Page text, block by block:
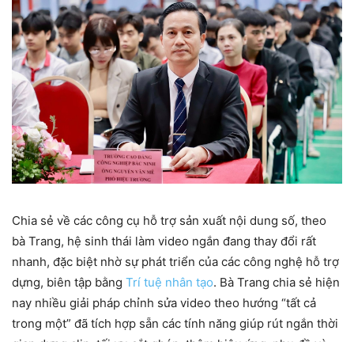
Chia sẻ về các công cụ hỗ trợ sản xuất nội dung số, theo
bà Trang, hệ sinh thái làm video ngắn đang thay đổi rất
nhanh, đặc biệt nhờ sự phát triển của các công nghệ hỗ trợ
dựng, biên tập bằng Trí tuệ nhân tạo. Bà Trang chia sẻ hiện
nay nhiều giải pháp chỉnh sửa video theo hướng “tất cả
trong một” đã tích hợp sẵn các tính năng giúp rút ngắn thời